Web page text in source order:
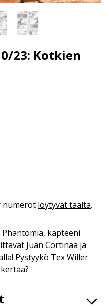
23: Kotkien
numerot löytyvät täältä.
kapteeni
Juan Cortinaa ja
Pystyykö Tex Willer